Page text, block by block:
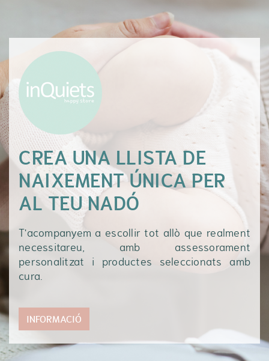
CREA UNA LLISTA DE
NAIXEMENT ÚNICA PER
AL TEU NADÓ
T'acompanyem a escollir tot allò que realment
necessitareu, amb assessorament
personalitzat i productes seleccionats amb
cura.
INFORMACIÓ